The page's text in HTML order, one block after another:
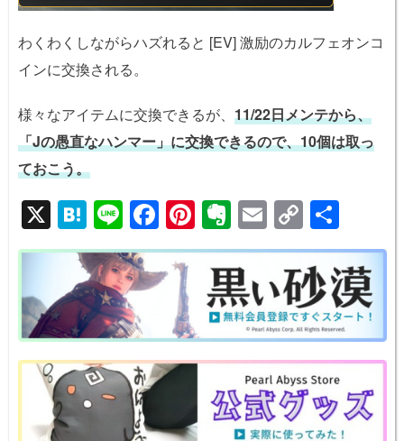
わくわくしながらハズれると [EV] 激励のカルフェオンコ
インに交換される。
様々なアイテムに交換できるが、 11/22日メンテから、
「Jの愚直なハンマー」に交換できるので、10個は取っ
ておこう。
X H
at
e
n
a
Li
n
e
F
a
c
b
o
o
k
Pi
nt
er
e
st
E
v
er
n
ot
e
E
m
ail
C
o
p
y
Li
n
k
有